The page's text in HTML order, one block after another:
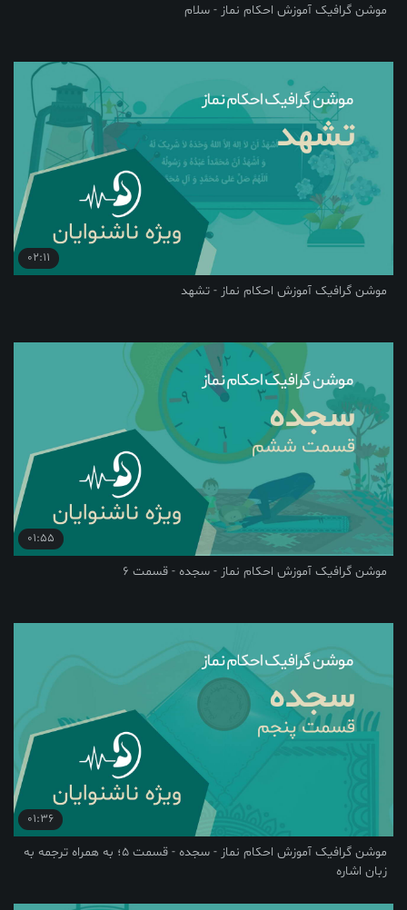
موشن گرافیک آموزش احکام نماز - سلام
02:11
موشن گرافیک آموزش احکام نماز - تشهد
01:55
موشن گرافیک آموزش احکام نماز - سجده - قسمت 6
01:36
موشن گرافیک آموزش احکام نماز - سجده - قسمت 5؛ به همراه ترجمه به
زبان اشاره